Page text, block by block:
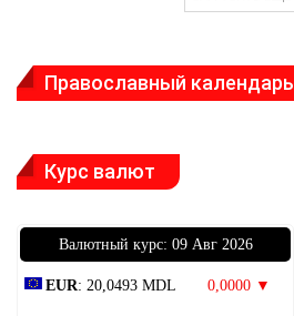
Православный календарь
Курс валют
Bалютный курс: 09 Авг 2026
EUR: 20,0493 MDL 0,0000 ▼